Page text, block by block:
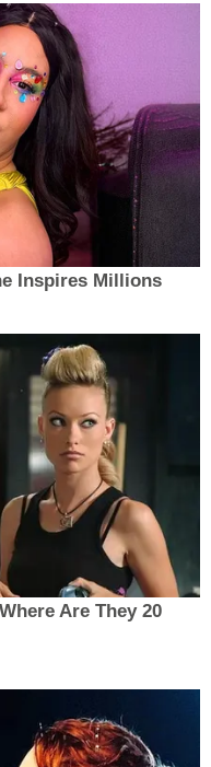
Inspires Millions
Are They 20